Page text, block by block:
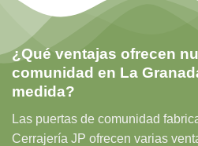
¿Qué ventajas ofrecen
comunidad en La
medida?
Las puertas de comunidad
Cerrajería JP ofrecen varias